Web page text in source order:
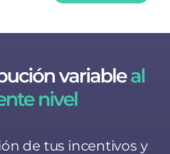
variableal
nivel
de tus incentivos y